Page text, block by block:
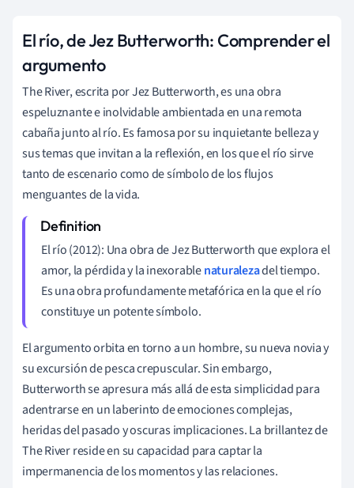
El río, de Jez Butterworth: Comprender el
argumento
The River, escrita por Jez Butterworth, es una obra
espeluznante e inolvidable ambientada en una remota
cabaña junto al río. Es famosa por su inquietante belleza y
sus temas que invitan a la reflexión, en los que el río sirve
tanto de escenario como de símbolo de los flujos
menguantes de la vida.
El río (2012): Una obra de Jez Butterworth que explora el
amor, la pérdida y la inexorablenaturalezadel tiempo.
Es una obra profundamente metafórica en la que el río
constituye un potente símbolo.
El argumento orbita en torno a un hombre, su nueva novia y
su excursión de pesca crepuscular. Sin embargo,
Butterworth se apresura más allá de esta simplicidad para
adentrarse en un laberinto de emociones complejas,
heridas del pasado y oscuras implicaciones. La brillantez de
The River reside en su capacidad para captar la
impermanencia de los momentos y las relaciones.